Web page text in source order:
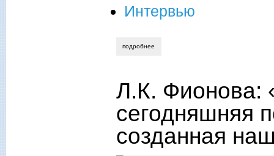
Интервью
подробнее
Л.К. Фионова:
сегодняшняя
созданная